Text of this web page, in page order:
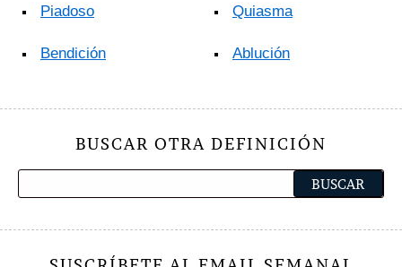
Piadoso
Bendición
Quiasma
Ablución
BUSCAR OTRA DEFINICIÓN